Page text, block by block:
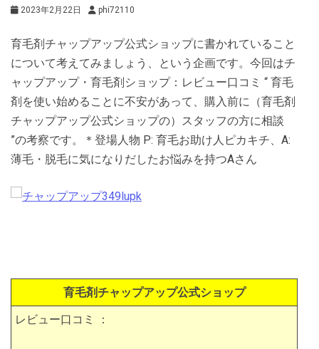
2023年2月22日 phi72110
育毛剤チャップアップ公式ショップに書かれていること
について考えてみましょう、という企画です。今回はチ
ャップアップ・育毛剤ショップ：レビュー口コミ “ 育毛
剤を使い始めることに不安があって、購入前に（育毛剤
チャップアップ公式ショップの）スタッフの方に相談
”の考察です。＊登場人物 P: 育毛お助け人ピカキチ、A:
薄毛・脱毛に気になりだしたお悩みを持つAさん
育毛剤チャップアップ公式ショップ
レビュー口コミ ：